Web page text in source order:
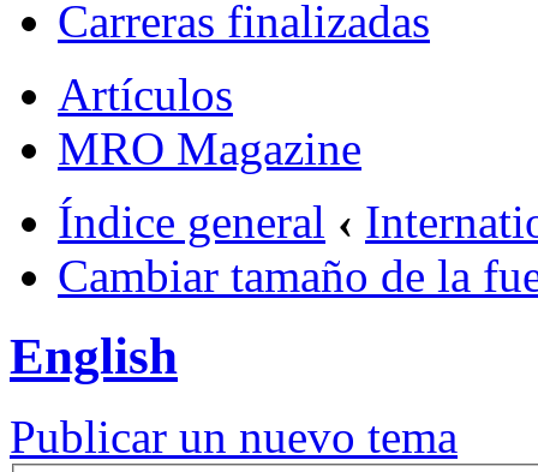
Carreras finalizadas
Artículos
MRO Magazine
Índice general ‹
Cambiar tamaño de la
English
Publicar un nuevo tema